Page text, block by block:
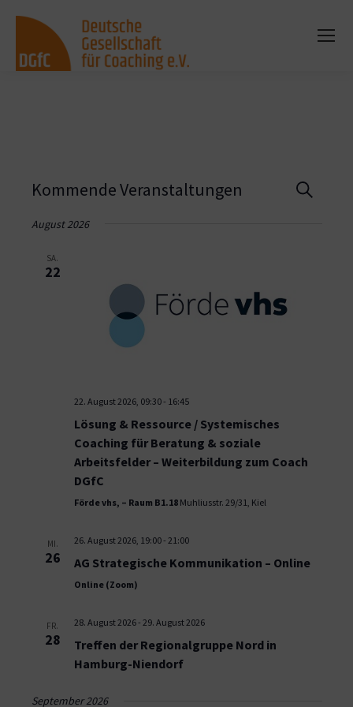
Suche
Kommende Veranstaltungen
August 2026
SA.
22
22. August 2026, 09:30- 16:45
Lösung & Ressource / Systemisches
Coaching für Beratung & soziale
Arbeitsfelder – Weiterbildung zum Coach
DGfC
Förde vhs, – Raum B1.18 Muhliusstr. 29/31, Kiel
MI.
26
26. August 2026, 19:00- 21:00
AG Strategische Kommunikation – Online
Online (Zoom)
FR.
28
28. August 2026- 29. August 2026
Treffen der Regionalgruppe Nord in
Hamburg-Niendorf
September 2026